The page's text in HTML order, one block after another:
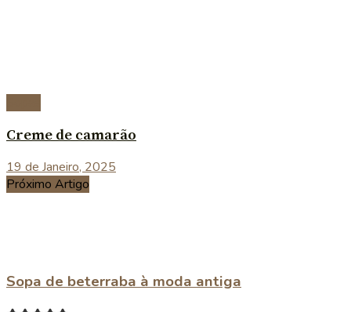
Creme de camarão
19 de Janeiro, 2025
Próximo Artigo
Sopa de beterraba à moda antiga